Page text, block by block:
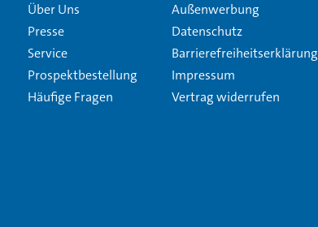
Über Uns
Presse
Service
Prospektbestellung
Häufige Fragen
Außenwerbung
Datenschutz
Barrierefreiheitserklärung
Impressum
Vertrag widerrufen